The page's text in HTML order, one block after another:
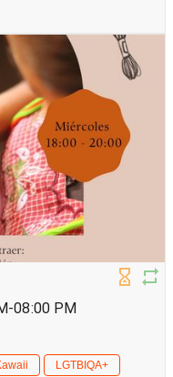
08:00 PM
LGTBIQA+